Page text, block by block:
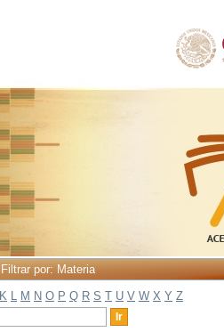
Filtrar por: Materia
K L M N O P Q R S T U V W X Y Z